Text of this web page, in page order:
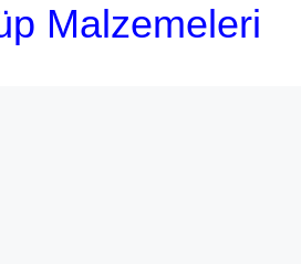
Malzemeleri